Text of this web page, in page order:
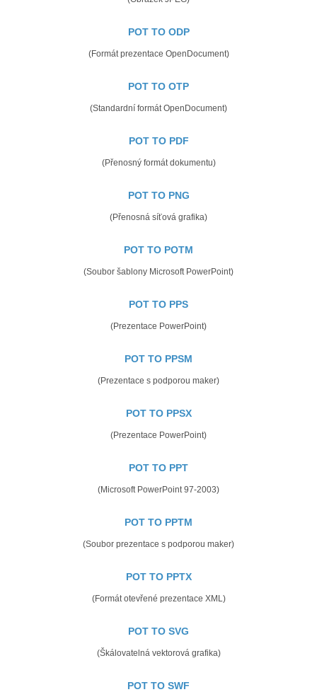
POT TO ODP
(Formát prezentace OpenDocument)
POT TO OTP
(Standardní formát OpenDocument)
POT TO PDF
(Přenosný formát dokumentu)
POT TO PNG
(Přenosná síťová grafika)
POT TO POTM
(Soubor šablony Microsoft PowerPoint)
POT TO PPS
(Prezentace PowerPoint)
POT TO PPSM
(Prezentace s podporou maker)
POT TO PPSX
(Prezentace PowerPoint)
POT TO PPT
(Microsoft PowerPoint 97-2003)
POT TO PPTM
(Soubor prezentace s podporou maker)
POT TO PPTX
(Formát otevřené prezentace XML)
POT TO SVG
(Škálovatelná vektorová grafika)
POT TO SWF